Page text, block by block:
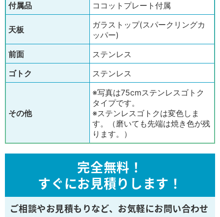
付属品 ココットプレート付属
天板
ガラストップ(スパークリングカ
ッパー)
前面
ステンレス
ゴトク
ステンレス
その他
※写真は75cmステンレスゴトク
タイプです。
※ステンレスゴトクは変色しま
す。（磨いても先端は焼き色が残
ります。）
完全無料！
すぐにお見積りします！
ご相談やお見積もりなど、 お気軽にお問い合わせ